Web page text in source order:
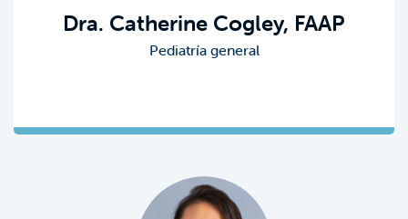
Dra. Catherine Cogley, FAAP
Pediatría general